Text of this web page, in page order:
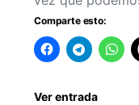
Comparte esto:
Ver entrada